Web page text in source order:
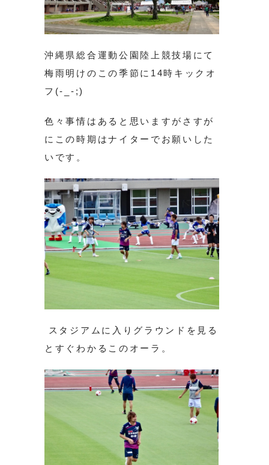
沖縄県総合運動公園陸上競技場にて
梅雨明けのこの季節に14時キックオ
フ(-_-;)
色々事情はあると思いますがさすが
にこの時期はナイターでお願いした
いです。
スタジアムに入りグラウンドを見る
とすぐわかるこのオーラ。